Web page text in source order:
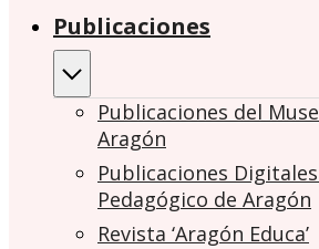
Publicaciones
Publicaciones del
Aragón
Publicaciones
Pedagógico de Aragón
Revista ‘Aragón Educa’